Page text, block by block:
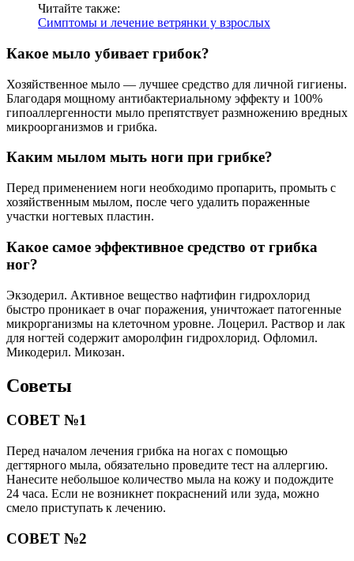
Читайте также:
Симптомы и лечение ветрянки у взрослых
Какое мыло убивает грибок?
Хозяйственное мыло — лучшее средство для личной гигиены.
Благодаря мощному антибактериальному эффекту и 100%
гипоаллергенности мыло препятствует размножению вредных
микроорганизмов и грибка.
Каким мылом мыть ноги при грибке?
Перед применением ноги необходимо пропарить, промыть с
хозяйственным мылом, после чего удалить пораженные
участки ногтевых пластин.
Какое самое эффективное средство от грибка
ног?
Экзодерил. Активное вещество нафтифин гидрохлорид
быстро проникает в очаг поражения, уничтожает патогенные
микрорганизмы на клеточном уровне. Лоцерил. Раствор и лак
для ногтей содержит аморолфин гидрохлорид. Офломил.
Микодерил. Микозан.
Советы
СОВЕТ №1
Перед началом лечения грибка на ногах с помощью
дегтярного мыла, обязательно проведите тест на аллергию.
Нанесите небольшое количество мыла на кожу и подождите
24 часа. Если не возникнет покраснений или зуда, можно
смело приступать к лечению.
СОВЕТ №2